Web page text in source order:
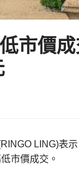
市價
LING)表
市價成交。